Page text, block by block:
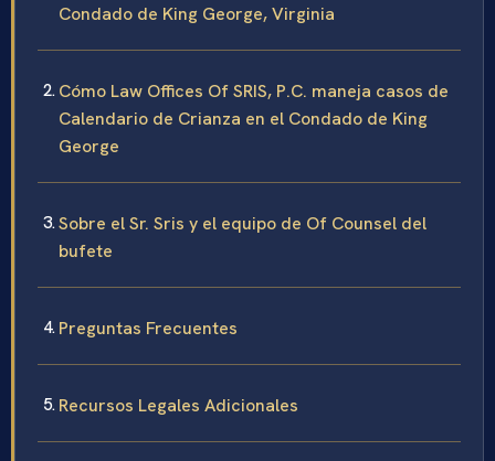
Condado de King George, Virginia
Cómo Law Offices Of SRIS, P.C. maneja casos de
Calendario de Crianza en el Condado de King
George
Sobre el Sr. Sris y el equipo de Of Counsel del
bufete
Preguntas Frecuentes
Recursos Legales Adicionales